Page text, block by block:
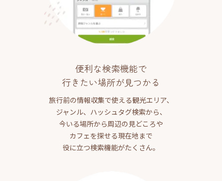
便利な検索機能で
行きたい場所が見つかる
旅行前の情報収集で使える観光エリア、
ジャンル、ハッシュタグ検索から、
今いる場所から周辺の見どころや
カフェを探せる現在地まで
役に立つ検索機能がたくさん。